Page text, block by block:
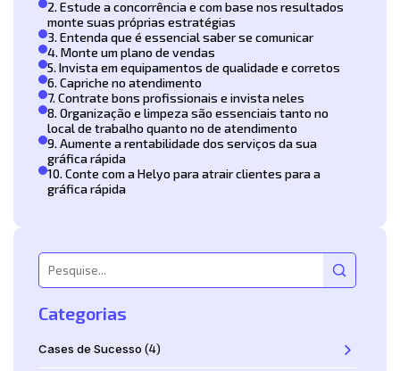
2. Estude a concorrência e com base nos resultados
monte suas próprias estratégias
3. Entenda que é essencial saber se comunicar
4. Monte um plano de vendas
5. Invista em equipamentos de qualidade e corretos
6. Capriche no atendimento
7. Contrate bons profissionais e invista neles
8. Organização e limpeza são essenciais tanto no
local de trabalho quanto no de atendimento
9. Aumente a rentabilidade dos serviços da sua
gráfica rápida
10. Conte com a Helyo para atrair clientes para a
gráfica rápida
Categorias
Cases de Sucesso (4)